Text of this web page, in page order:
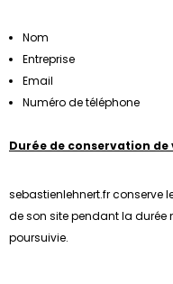
Nom
Entreprise
Email
Numéro de téléphone
Durée de conservation de
sebastienlehnert.fr conserve
de son site pendant la
poursuivie.